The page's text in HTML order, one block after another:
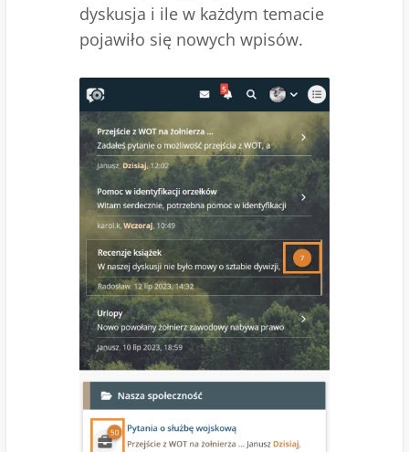
dyskusja i ile w każdym temacie
pojawiło się nowych wpisów.